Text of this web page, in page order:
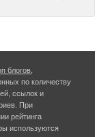
блогов
по количеству
ссылок и
При
рейтинга
используются